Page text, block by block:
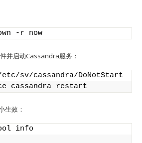
-r now
并启动Cassandra服务：
sv/cassandra/DoNotStart
cassandra restart
生效：
info